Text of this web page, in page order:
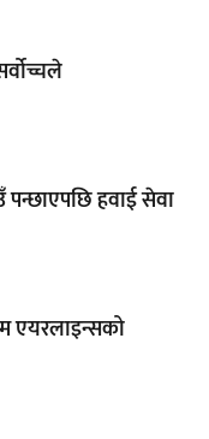
हवाई सेवा
एयरलाइन्सको